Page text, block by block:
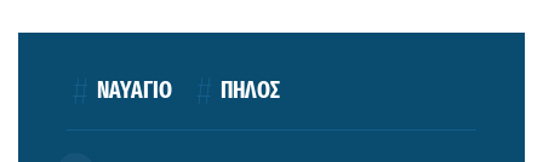
ΝΑΥΑΓΙΟ ΠΗΛΟΣ